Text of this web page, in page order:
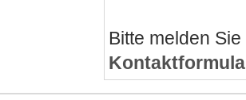
Bitte melden